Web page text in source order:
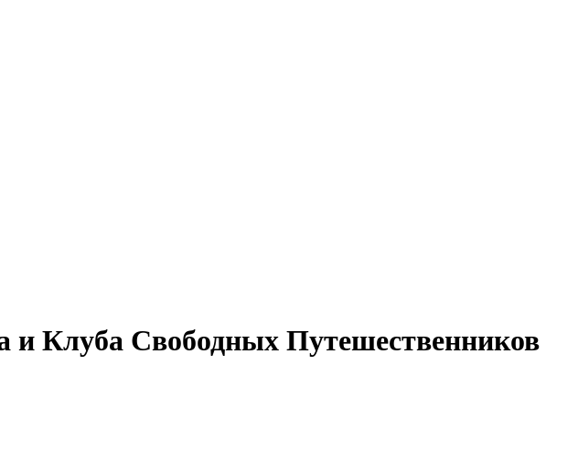
Клуба Свободных Путешественников